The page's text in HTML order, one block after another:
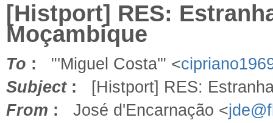
[Histport] RES:
Moçambique
To : "'Miguel Costa'" <
Subject: [Histport] RES:
From : José d'Encarnação <